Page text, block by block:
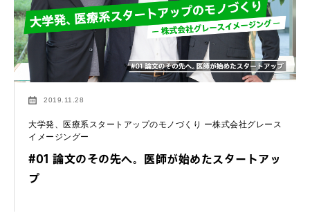
2019.11.28
大学発、医療系スタートアップのモノづくり ー株式会社グレース
イメージングー
#01 論文のその先へ。医師が始めたスタートアッ
プ